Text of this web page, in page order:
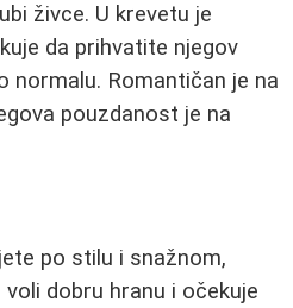
živce. U krevetu je
da prihvatite njegov
normalu. Romantičan je na
pouzdanost je na
po stilu i snažnom,
dobru hranu i očekuje